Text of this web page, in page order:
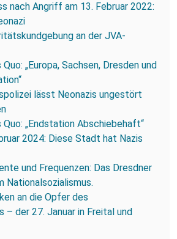
nach Angriff am 13. Februar 2022:
an der JVA-
„Europa, Sachsen, Dresden und
lässt Neonazis ungestört
„Endstation Abschiebehaft“
2024: Diese Stadt hat Nazis
und Frequenzen: Das Dresdner
Nationalsozialismus.
an die Opfer des
– der 27. Januar in Freital und